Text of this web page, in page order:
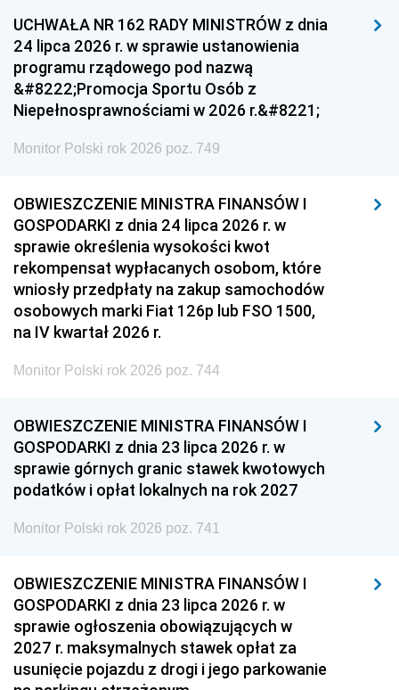
UCHWAŁA NR 162 RADY MINISTRÓW z dnia
24 lipca 2026 r. w sprawie ustanowienia
programu rządowego pod nazwą
&#8222;Promocja Sportu Osób z
Niepełnosprawnościami w 2026 r.&#8221;
Monitor Polski rok 2026 poz. 749
OBWIESZCZENIE MINISTRA FINANSÓW I
GOSPODARKI z dnia 24 lipca 2026 r. w
sprawie określenia wysokości kwot
rekompensat wypłacanych osobom, które
wniosły przedpłaty na zakup samochodów
osobowych marki Fiat 126p lub FSO 1500,
na IV kwartał 2026 r.
Monitor Polski rok 2026 poz. 744
OBWIESZCZENIE MINISTRA FINANSÓW I
GOSPODARKI z dnia 23 lipca 2026 r. w
sprawie górnych granic stawek kwotowych
podatków i opłat lokalnych na rok 2027
Monitor Polski rok 2026 poz. 741
OBWIESZCZENIE MINISTRA FINANSÓW I
GOSPODARKI z dnia 23 lipca 2026 r. w
sprawie ogłoszenia obowiązujących w
2027 r. maksymalnych stawek opłat za
usunięcie pojazdu z drogi i jego parkowanie